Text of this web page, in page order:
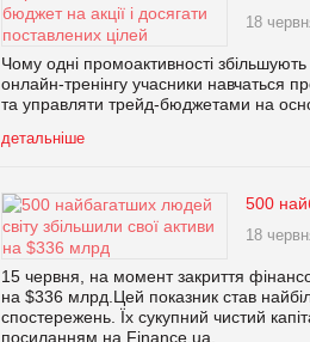
18
Чому одні промоактивності
онлайн-тренінгу учасники навчаться
та управляти трейд-бюджетами на
детальніше
500
18
15 червня, на момент закриття
на $336 млрд.Цей показник став
спостережень. Їх сукупний чистий
посиланням на Finance.ua.